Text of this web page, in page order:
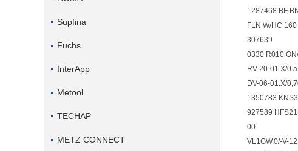
Supfina
Fuchs
InterApp
Metool
TECHAP
METZ CONNECT
1287468 BF
FLN W/HC
307639
0330 R010
RV-20-01.X/0
DV-06-01.X/
1350783
927589
00
VL1GW.0/-V-